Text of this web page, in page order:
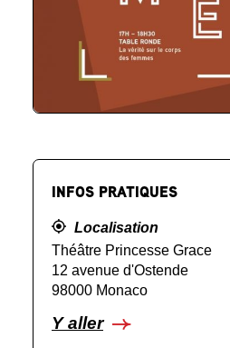
INFOS PRATIQUES
Localisation
Théâtre Princesse Grace
12 avenue d'Ostende
98000 Monaco
Y aller